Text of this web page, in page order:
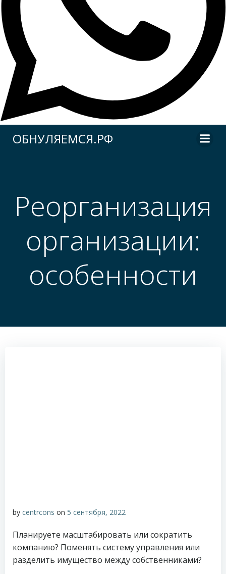
ОБНУЛЯЕМСЯ.РФ
Реорганизация
организации:
особенности
by centrcons on 5 сентября, 2022
Планируете масштабировать или сократить
компанию? Поменять систему управления или
разделить имущество между собственниками?